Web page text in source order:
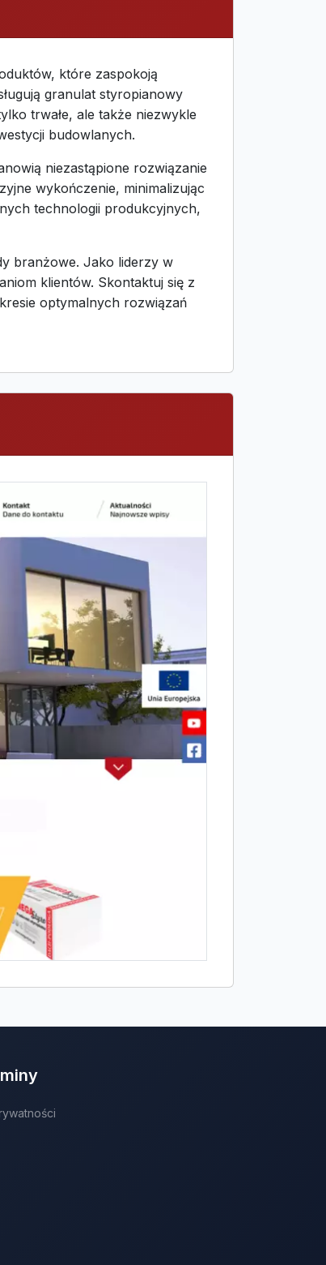
które zaspokoją
granulat styropianowy
trwałe, ale także niezwykle
budowlanych.
niezastąpione rozwiązanie
wykończenie, minimalizując
technologii produkcyjnych,
branżowe. Jako liderzy w
klientów. Skontaktuj się z
optymalnych rozwiązań